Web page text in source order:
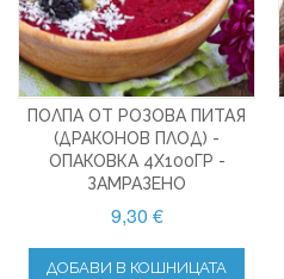
ПОЛПА ОТ РОЗОВА ПИТАЯ
(ДРАКОНОВ ПЛОД) -
ОПАКОВКА 4X100ГР -
ЗАМРАЗЕНО
9,30 €
ДОБАВИ В КОШНИЦАТА